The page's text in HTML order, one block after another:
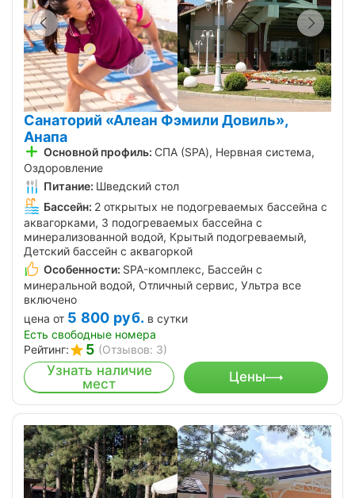
Санаторий «Алеан Фэмили Довиль»,
Анапа
Основной профиль: СПА (SPA), Нервная система,
Оздоровление
Питание: Шведский стол
Бассейн: 2 открытых не подогреваемых бассейна с
аквагорками, 3 подогреваемых бассейна с
минерализованной водой, Крытый подогреваемый,
Детский бассейн с аквагоркой
Особенности: SPA-комплекс, Бассейн с
минеральной водой, Отличный сервис, Ультра все
включено
цена от 5 800 руб. в сутки
Есть свободные номера
Рейтинг:
5 (Отзывов: 3)
Узнать наличие
мест
Цены